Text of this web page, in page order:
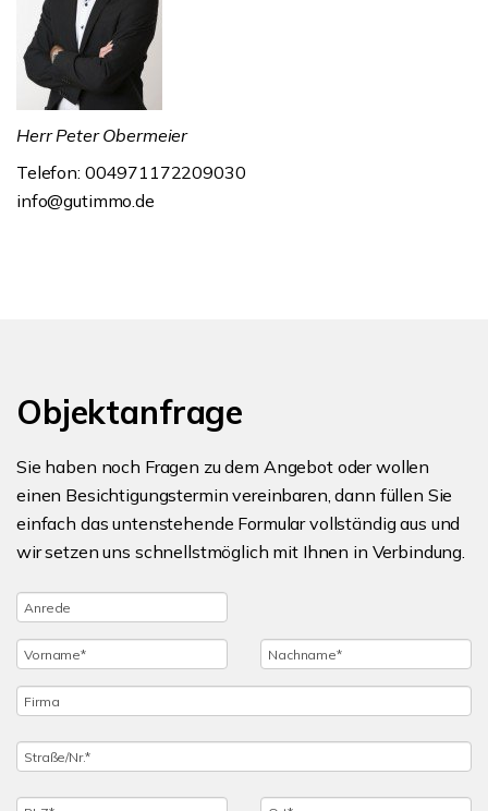
Herr Peter Obermeier
Telefon: 004971172209030
info@gutimmo.de
Objektanfrage
Sie haben noch Fragen zu dem Angebot oder wollen
einen Besichtigungstermin vereinbaren, dann füllen Sie
einfach das untenstehende Formular vollständig aus und
wir setzen uns schnellstmöglich mit Ihnen in Verbindung.